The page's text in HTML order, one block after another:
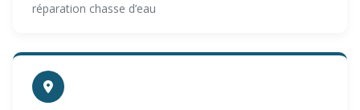
réparation chasse d’eau